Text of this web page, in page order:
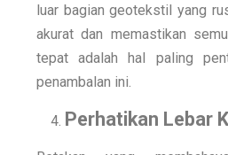
luar bagian geotekstil yang
akurat dan memastikan
tepat adalah hal paling
penambalan ini.
Perhatikan Lebar